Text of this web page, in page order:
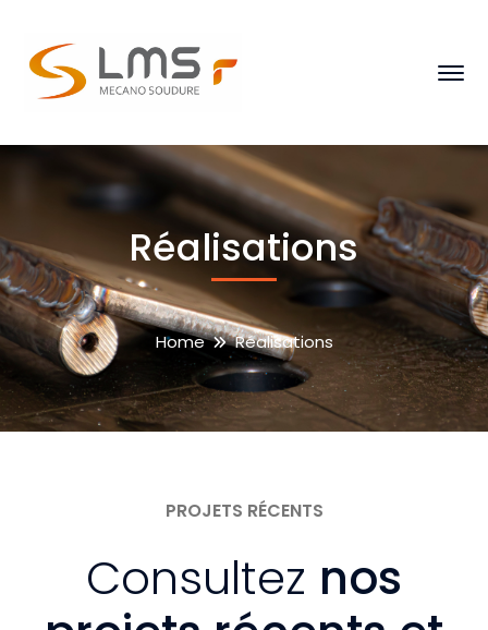
Réalisations
Home Réalisations
PROJETS RÉCENTS
Consultez nos